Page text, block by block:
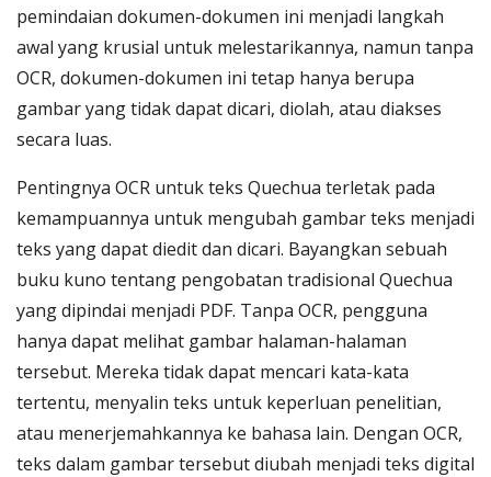
pemindaian dokumen-dokumen ini menjadi langkah
awal yang krusial untuk melestarikannya, namun tanpa
OCR, dokumen-dokumen ini tetap hanya berupa
gambar yang tidak dapat dicari, diolah, atau diakses
secara luas.
Pentingnya OCR untuk teks Quechua terletak pada
kemampuannya untuk mengubah gambar teks menjadi
teks yang dapat diedit dan dicari. Bayangkan sebuah
buku kuno tentang pengobatan tradisional Quechua
yang dipindai menjadi PDF. Tanpa OCR, pengguna
hanya dapat melihat gambar halaman-halaman
tersebut. Mereka tidak dapat mencari kata-kata
tertentu, menyalin teks untuk keperluan penelitian,
atau menerjemahkannya ke bahasa lain. Dengan OCR,
teks dalam gambar tersebut diubah menjadi teks digital